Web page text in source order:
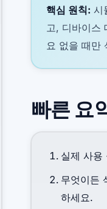
핵심 원칙: 시
고, 디바이스
요 없을 때만
빠른 요
실제 사용
무엇이든
하세요.